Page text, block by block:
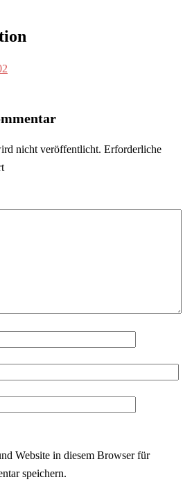
nicht veröffentlicht. Erforderliche
Website in diesem Browser für
speichern.